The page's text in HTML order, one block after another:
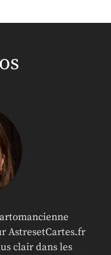
AstresetCartes.fr
clair dans les